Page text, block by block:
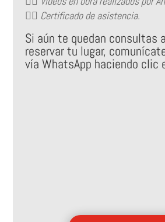
👉🏻 Certificado de asistencia.
Si aún te quedan consultas
reservar tu lugar,
vía WhatsApp haciendo clic